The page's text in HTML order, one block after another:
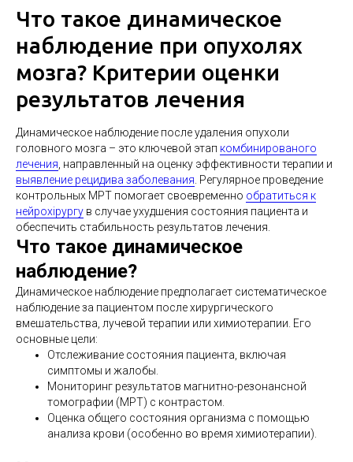
Что такое динамическое
наблюдение при опухолях
мозга? Критерии оценки
результатов лечения
Динамическое наблюдение после удаления опухоли
головного мозга – это ключевой этап комбинированого
лечения , направленный на оценку эффективности терапии и
выявление рецидива заболевания . Регулярное проведение
контрольных МРТ помогает своевременно обратиться к
нейрохірургу в случае ухудшения состояния пациента и
обеспечить стабильность результатов лечения.
Что такое динамическое
наблюдение?
Динамическое наблюдение предполагает систематическое
наблюдение за пациентом после хирургического
вмешательства, лучевой терапии или химиотерапии. Его
основные цели:
Отслеживание состояния пациента, включая
симптомы и жалобы.
Мониторинг результатов магнитно-резонансной
томографии (МРТ) с контрастом.
Оценка общего состояния организма с помощью
анализа крови (особенно во время химиотерапии).